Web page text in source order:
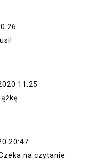
11:25
20:47
na czytanie.